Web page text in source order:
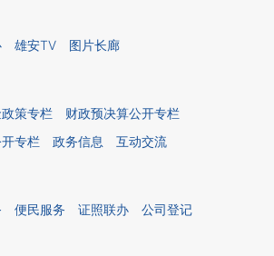
雄安TV 图片长廊
策专栏
财政预决算公开专栏
专栏
政务信息 互动交流
便民服务 证照联办
公司登记